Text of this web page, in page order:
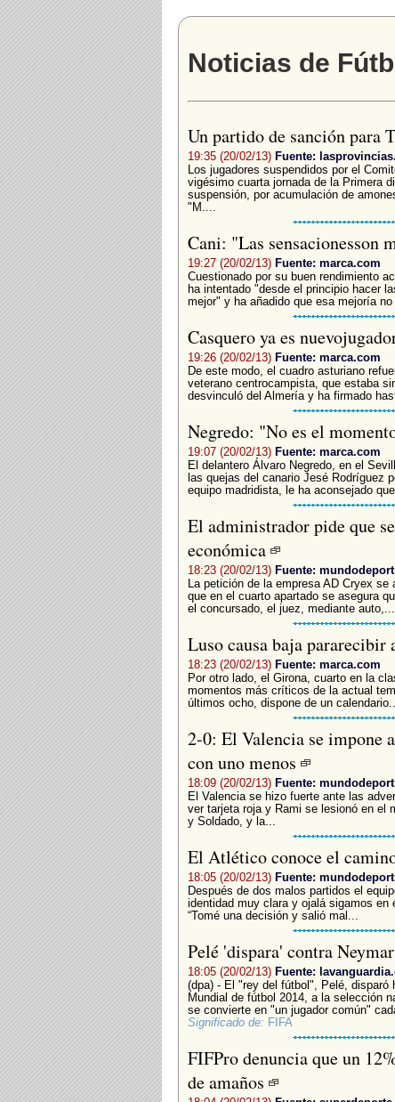
Noticias de
Un partido de sanción para
19:35 (20/02/13) Fuente:
Los jugadores suspendidos por el
vigésimo cuarta jornada de la Primera
suspensión, por acumulación de
"M....
Cani: "Las sensacionesson
19:27 (20/02/13) Fuente: marca.com
Cuestionado por su buen rendimiento
ha intentado "desde el principio hacer
mejor" y ha añadido que esa mejoría
Casquero ya es
19:26 (20/02/13) Fuente: marca.com
De este modo, el cuadro asturiano
veterano centrocampista, que estaba
desvinculó del Almería y ha firmado
Negredo: "No es el
19:07 (20/02/13) Fuente: marca.com
El delantero Álvaro Negredo, en el
las quejas del canario Jesé Rodríguez
equipo madridista, le ha aconsejado
El administrador pide que
económica
18:23 (20/02/13) Fuente:
La petición de la empresa AD Cryex
que en el cuarto apartado se asegura
el concursado, el juez, mediante auto,...
Luso causa baja pararecibir
18:23 (20/02/13) Fuente: marca.com
Por otro lado, el Girona, cuarto en la
momentos más críticos de la actual
últimos ocho, dispone de un
2-0: El Valencia se impone
con uno menos
18:09 (20/02/13) Fuente:
El Valencia se hizo fuerte ante las
ver tarjeta roja y Rami se lesionó en el
y Soldado, y la...
El Atlético conoce el
18:05 (20/02/13) Fuente:
Después de dos malos partidos el
identidad muy clara y ojalá sigamos en
“Tomé una decisión y salió mal...
Pelé 'dispara' contra Neymar
18:05 (20/02/13) Fuente:
(dpa) - El "rey del fútbol", Pelé, disparó
Mundial de fútbol 2014, a la selección
se convierte en "un jugador común"
Significado de: FIFA
FIFPro denuncia que un
de amaños